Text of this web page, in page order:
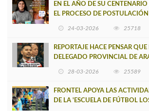
EN EL AÑO DE SU
EL PROCESO DE
24-03-2026 25718
REPORTAJE HACE PENSAR
DELEGADO PROVINCIAL DE
28-03-2026 25589
FRONTEL APOYA LAS
DE LA 'ESCUELA DE FÚTBOL